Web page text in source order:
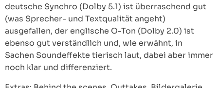
deutsche Synchro (Dolby 5.1) ist überraschend gut
(was Sprecher- und Textqualität angeht)
ausgefallen, der englische O-Ton (Dolby 2.0) ist
ebenso gut verständlich und, wie erwähnt, in
Sachen Soundeffekte tierisch laut, dabei aber immer
noch klar und differenziert.